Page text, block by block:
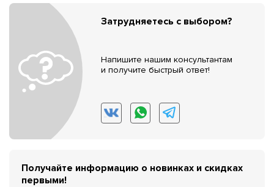
Затрудняетесь с выбором?
Напишите нашим консультантам
и получите быстрый ответ!
Получайте информацию о новинках и скидках
первыми!